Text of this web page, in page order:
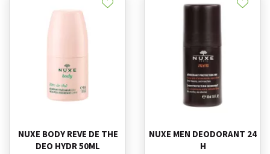
NUXE BODY REVE DE THE
DEO HYDR 50ML
NUXE MEN DEODORANT 24
H